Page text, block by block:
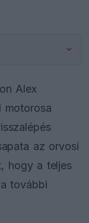
Alex
motorosa
az orvosi
hogy a teljes
további